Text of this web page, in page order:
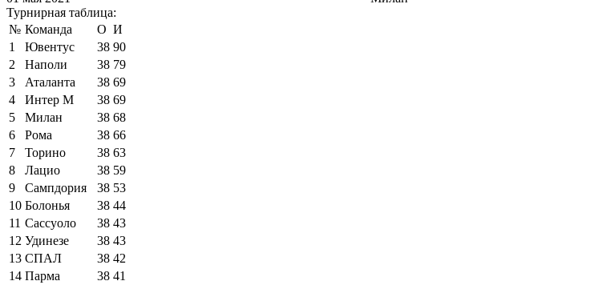
Турнирная таблица:
№ Команда О И
1
Ювентус 38 90
2
Наполи 38 79
3
Аталанта 38 69
4
Интер М 38 69
5
Милан 38 68
6
Рома 38 66
7
Торино 38 63
8
Лацио 38 59
9
Сампдория 38 53
10 Болонья 38 44
11 Сассуоло 38 43
12 Удинезе 38 43
13 СПАЛ 38 42
14 Парма 38 41